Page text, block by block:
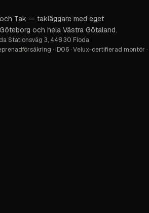
Tak — takläggare med eget
och hela Västra Götaland.
Stationsväg 3, 448 30 Floda
· ID06 · Velux-certifierad montör ·